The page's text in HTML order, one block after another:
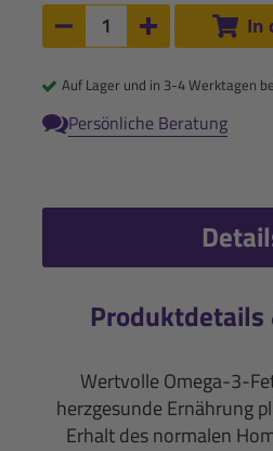
Anzahl:
Anzahl um 1 verringern
Anzahl um 1In
Auf Lager und in 3-4 Werktagen
Persönliche Beratung
Wertvolle Omega-3-
herzgesunde Ernährung
Erhalt des normalen